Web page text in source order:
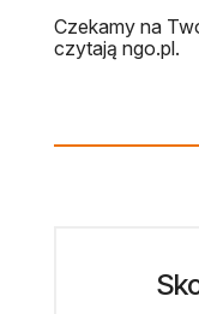
Czekamy na
czytają ngo.pl.